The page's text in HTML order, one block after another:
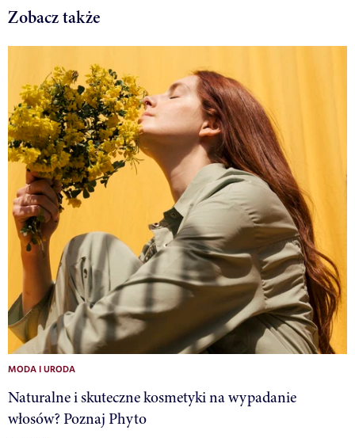
Zobacz także
MODA I URODA
Naturalne i skuteczne kosmetyki na wypadanie
włosów? Poznaj Phyto